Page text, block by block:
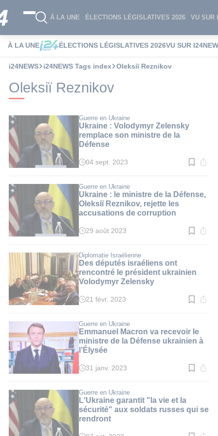
À LA UNE ÉLECTIONS LÉGISLATIVES 2026 VU SUR
À LA UNE ÉLECTIONS LÉGISLATIVES 2026VU SUR
i24NEWS i24NEWS Tags index Oleksiï Reznikov
Oleksiï Reznikov
Guerre en Ukraine
Ukraine : Volodymyr Zelensky
remplace son ministre de la
Défense
Temps
:
3
min.
04 sept. 2023
Guerre en Ukraine
Ukraine : le ministre de la Défense,
Oleksiï Reznikov, rejette les
accusations de corruption
Temps
:
3
min.
29 août 2023
Diplomatie Israélienne
Des députés israéliens ont
rencontré le président ukrainien
Volodymyr Zelensky
Temps
:
3
min.
21 févr. 2023
Guerre en Ukraine
Emmanuel Macron va recevoir le
ministre de la Défense ukrainien à
l’Élysée
Temps
:
2
min.
31 janv. 2023
Guerre en Ukraine
L'Ukraine garantit "la vie et la
sécurité" aux soldats russes qui se
rendront